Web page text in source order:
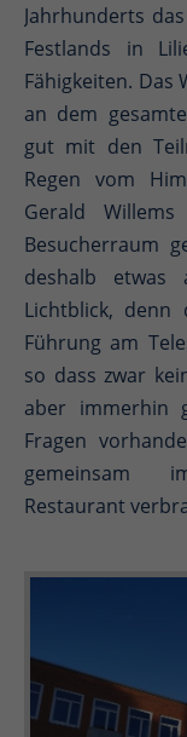
Jahrhunderts
Festlands in
Fähigkeiten. Das
an dem
gut mit den
Regen vom
Gerald
Besucherraum
deshalb etwas
Lichtblick,
Führung am
so dass zwar
aber immerhin
Fragen
gemeinsam
Restaurant